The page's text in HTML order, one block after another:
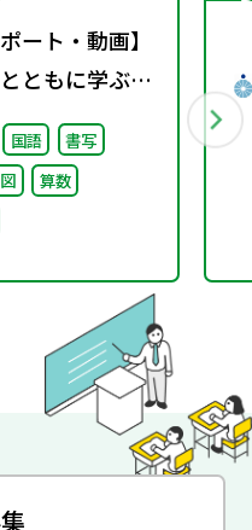
ート・動画】
ともに学ぶ！
室での実践～
ーション力と
を育てる～
国語
書写
算数